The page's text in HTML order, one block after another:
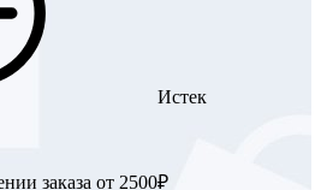
Истек
заказа от 2500₽